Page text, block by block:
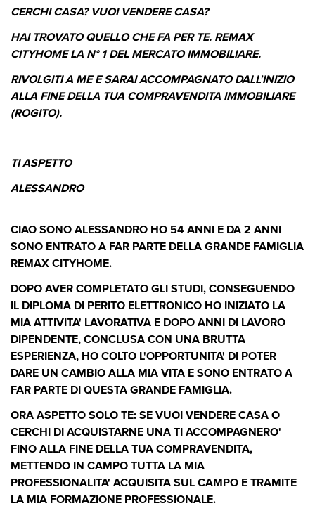
CERCHI CASA? VUOI VENDERE CASA?
HAI TROVATO QUELLO CHE FA PER TE. REMAX
CITYHOME LA N° 1 DEL MERCATO IMMOBILIARE.
RIVOLGITI A ME E SARAI ACCOMPAGNATO DALL'INIZIO
ALLA FINE DELLA TUA COMPRAVENDITA IMMOBILIARE
(ROGITO).
TI ASPETTO
ALESSANDRO
CIAO SONO ALESSANDRO HO 54 ANNI E DA 2 ANNI
SONO ENTRATO A FAR PARTE DELLA GRANDE FAMIGLIA
REMAX CITYHOME.
DOPO AVER COMPLETATO GLI STUDI, CONSEGUENDO
IL DIPLOMA DI PERITO ELETTRONICO HO INIZIATO LA
MIA ATTIVITA' LAVORATIVA E DOPO ANNI DI LAVORO
DIPENDENTE, CONCLUSA CON UNA BRUTTA
ESPERIENZA, HO COLTO L'OPPORTUNITA' DI POTER
DARE UN CAMBIO ALLA MIA VITA E SONO ENTRATO A
FAR PARTE DI QUESTA GRANDE FAMIGLIA.
ORA ASPETTO SOLO TE: SE VUOI VENDERE CASA O
CERCHI DI ACQUISTARNE UNA TI ACCOMPAGNERO'
FINO ALLA FINE DELLA TUA COMPRAVENDITA,
METTENDO IN CAMPO TUTTA LA MIA
PROFESSIONALITA' ACQUISITA SUL CAMPO E TRAMITE
LA MIA FORMAZIONE PROFESSIONALE.